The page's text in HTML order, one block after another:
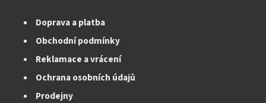
Doprava a platba
Obchodní podmínky
Reklamace a vrácení
Ochrana osobních údajů
Prodejny